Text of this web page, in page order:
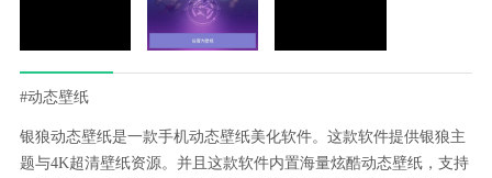
#动态壁纸
银狼动态壁纸是一款手机动态壁纸美化软件。这款软件提供银狼主
题与4K超清壁纸资源。并且这款软件内置海量炫酷动态壁纸，支持